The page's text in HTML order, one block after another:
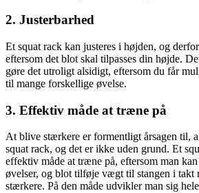
2. Justerbarhed
Et squat rack kan justeres i højden, og
eftersom det blot skal tilpasses din højde.
gøre det utroligt alsidigt, eftersom du får
til mange forskellige øvelse.
3. Effektiv måde at træne på
At blive stærkere er formentligt årsagen til,
squat rack, og det er ikke uden grund. Et
effektiv måde at træne på, eftersom man
øvelser, og blot tilføje vægt til stangen i takt
stærkere. På den måde udvikler man sig